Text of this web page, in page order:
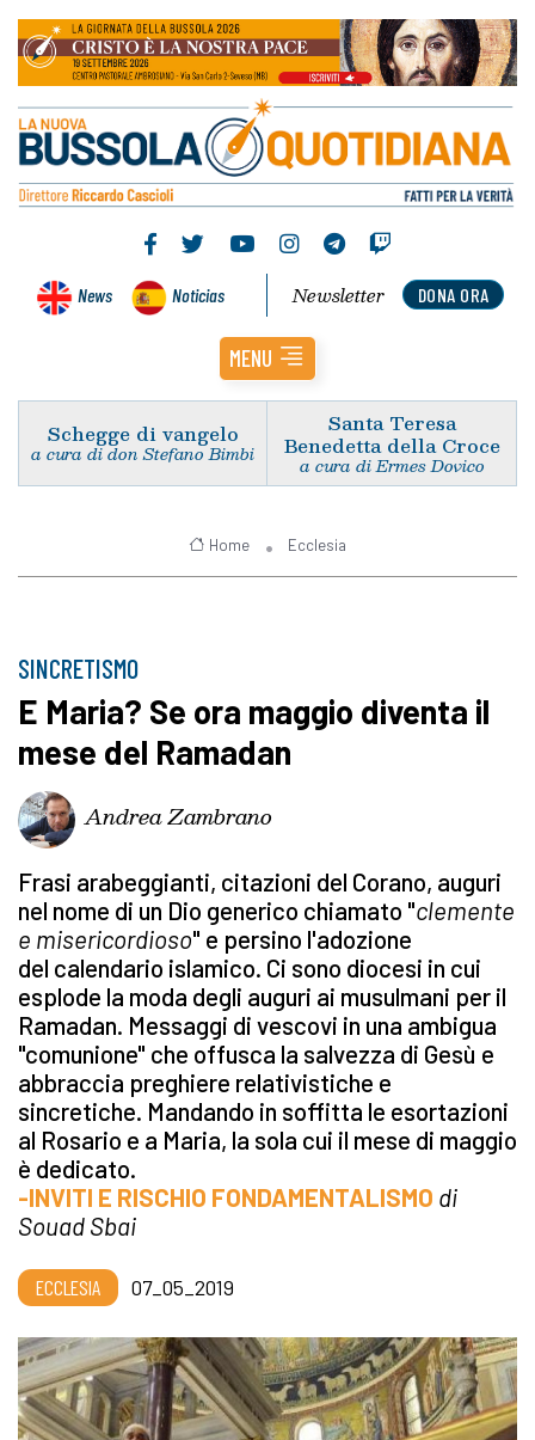
News Noticias DONA ORA
Newsletter
MENU
Schegge di vangelo
a cura di don Stefano Bimbi
Santa Teresa
Benedetta della Croce
a cura di Ermes Dovico
Home Ecclesia
SINCRETISMO
E Maria? Se ora maggio diventa il
mese del Ramadan
Andrea Zambrano
Frasi arabeggianti, citazioni del Corano, auguri
nel nome di un Dio generico chiamato "clemente
e misericordioso" e persino l'adozione
del calendario islamico. Ci sono diocesi in cui
esplode la moda degli auguri ai musulmani per il
Ramadan. Messaggi di vescovi in una ambigua
"comunione" che offusca la salvezza di Gesù e
abbraccia preghiere relativistiche e
sincretiche. Mandando in soffitta le esortazioni
al Rosario e a Maria, la sola cui il mese di maggio
è dedicato.
-INVITI E RISCHIO FONDAMENTALISMO di
Souad Sbai
ECCLESIA 07_05_2019